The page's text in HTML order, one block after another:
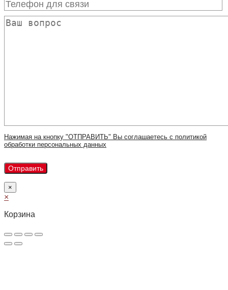
Нажимая на кнопку "ОТПРАВИТЬ" Вы соглашаетесь с политикой
обработки персональных данных
×
×
Корзина